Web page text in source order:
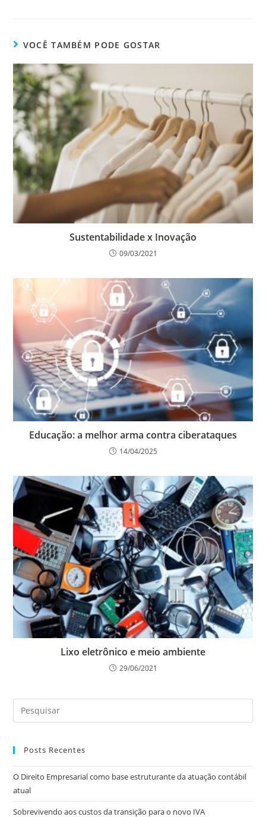
VOCÊ TAMBÉM PODE GOSTAR
Sustentabilidade x Inovação
09/03/2021
Educação: a melhor arma contra ciberataques
14/04/2025
Lixo eletrônico e meio ambiente
29/06/2021
Posts Recentes
O Direito Empresarial como base estruturante da atuação contábil
atual
Sobrevivendo aos custos da transição para o novo IVA